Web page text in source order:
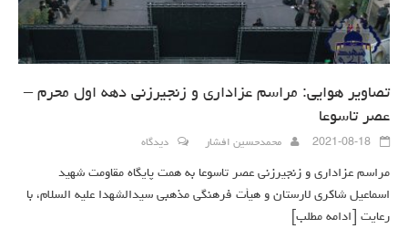
تصاویر هوایی: مراسم عزاداری و زنجیرزنی دهه اول محرم –
عصر تاسوعا
2021-08-18 محمدحسین افشار دیدگاه
مراسم عزاداری و زنجیرزنی عصر تاسوعا به همت پایگاه مقاومت شهید
اسماعیل شاکری لارستان و هیأت فرهنگی مذهبی سیدالشهدا علیه السلام، با
رعایت
[ادامه مطلب]